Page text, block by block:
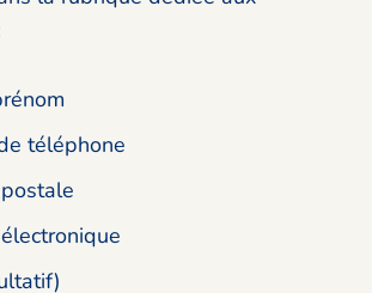
téléphone